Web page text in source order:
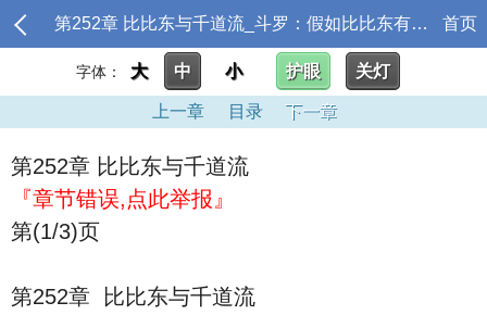
第252章 比比东与千道流_斗罗：假如比比东有了挂 首页
字体： 大 中 小 护眼 关灯
上一章 目录 下一章
第252章 比比东与千道流
『章节错误,点此举报』
第(1/3)页
第252章 比比东与千道流